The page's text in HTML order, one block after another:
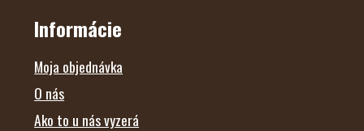
Informácie
Moja objednávka
O nás
Ako to u nás vyzerá